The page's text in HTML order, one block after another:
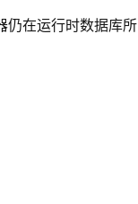
仍在运行时数据库所